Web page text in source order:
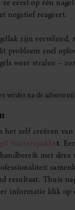
eerst op één
negatief reageert.
zijn vervelend,
probleem snel
weer stralen –
het zelf creëren van
Starterspakket.
met deze
resultaat. Thuis
informatie klik op